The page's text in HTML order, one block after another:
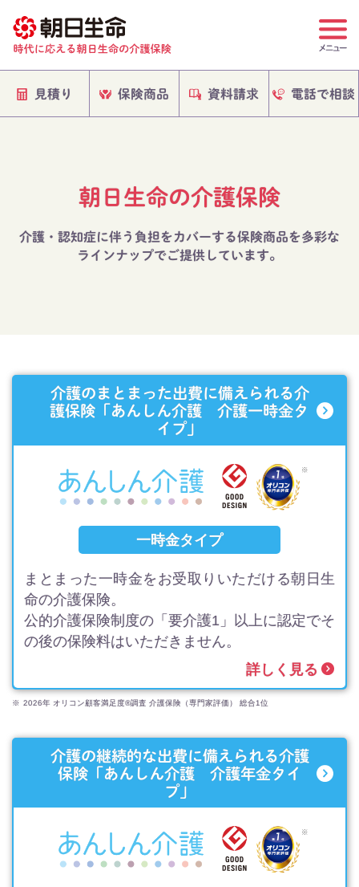
見積り 保険商品 資料請求 電話で相談
介護・認知症に伴う負担をカバーする保険商品を多彩な
ラインナップでご提供しています。
朝日生命の介護保険
介護のまとまった出費に備えられる介
護保険 「あんしん介護 介護一時金タ
イプ」
一時金タイプ
まとまった一時金をお受取りいただける朝日生
命の介護保険。
公的介護保険制度の「要介護1」以上に認定でそ
の後の保険料はいただきません。
詳しく見る
※ 2026年 オリコン顧客満足度®調査 介護保険（専門家評価） 総合1位
介護の継続的な出費に備えられる介護
保険「あんしん介護 介護年金タイ
プ」